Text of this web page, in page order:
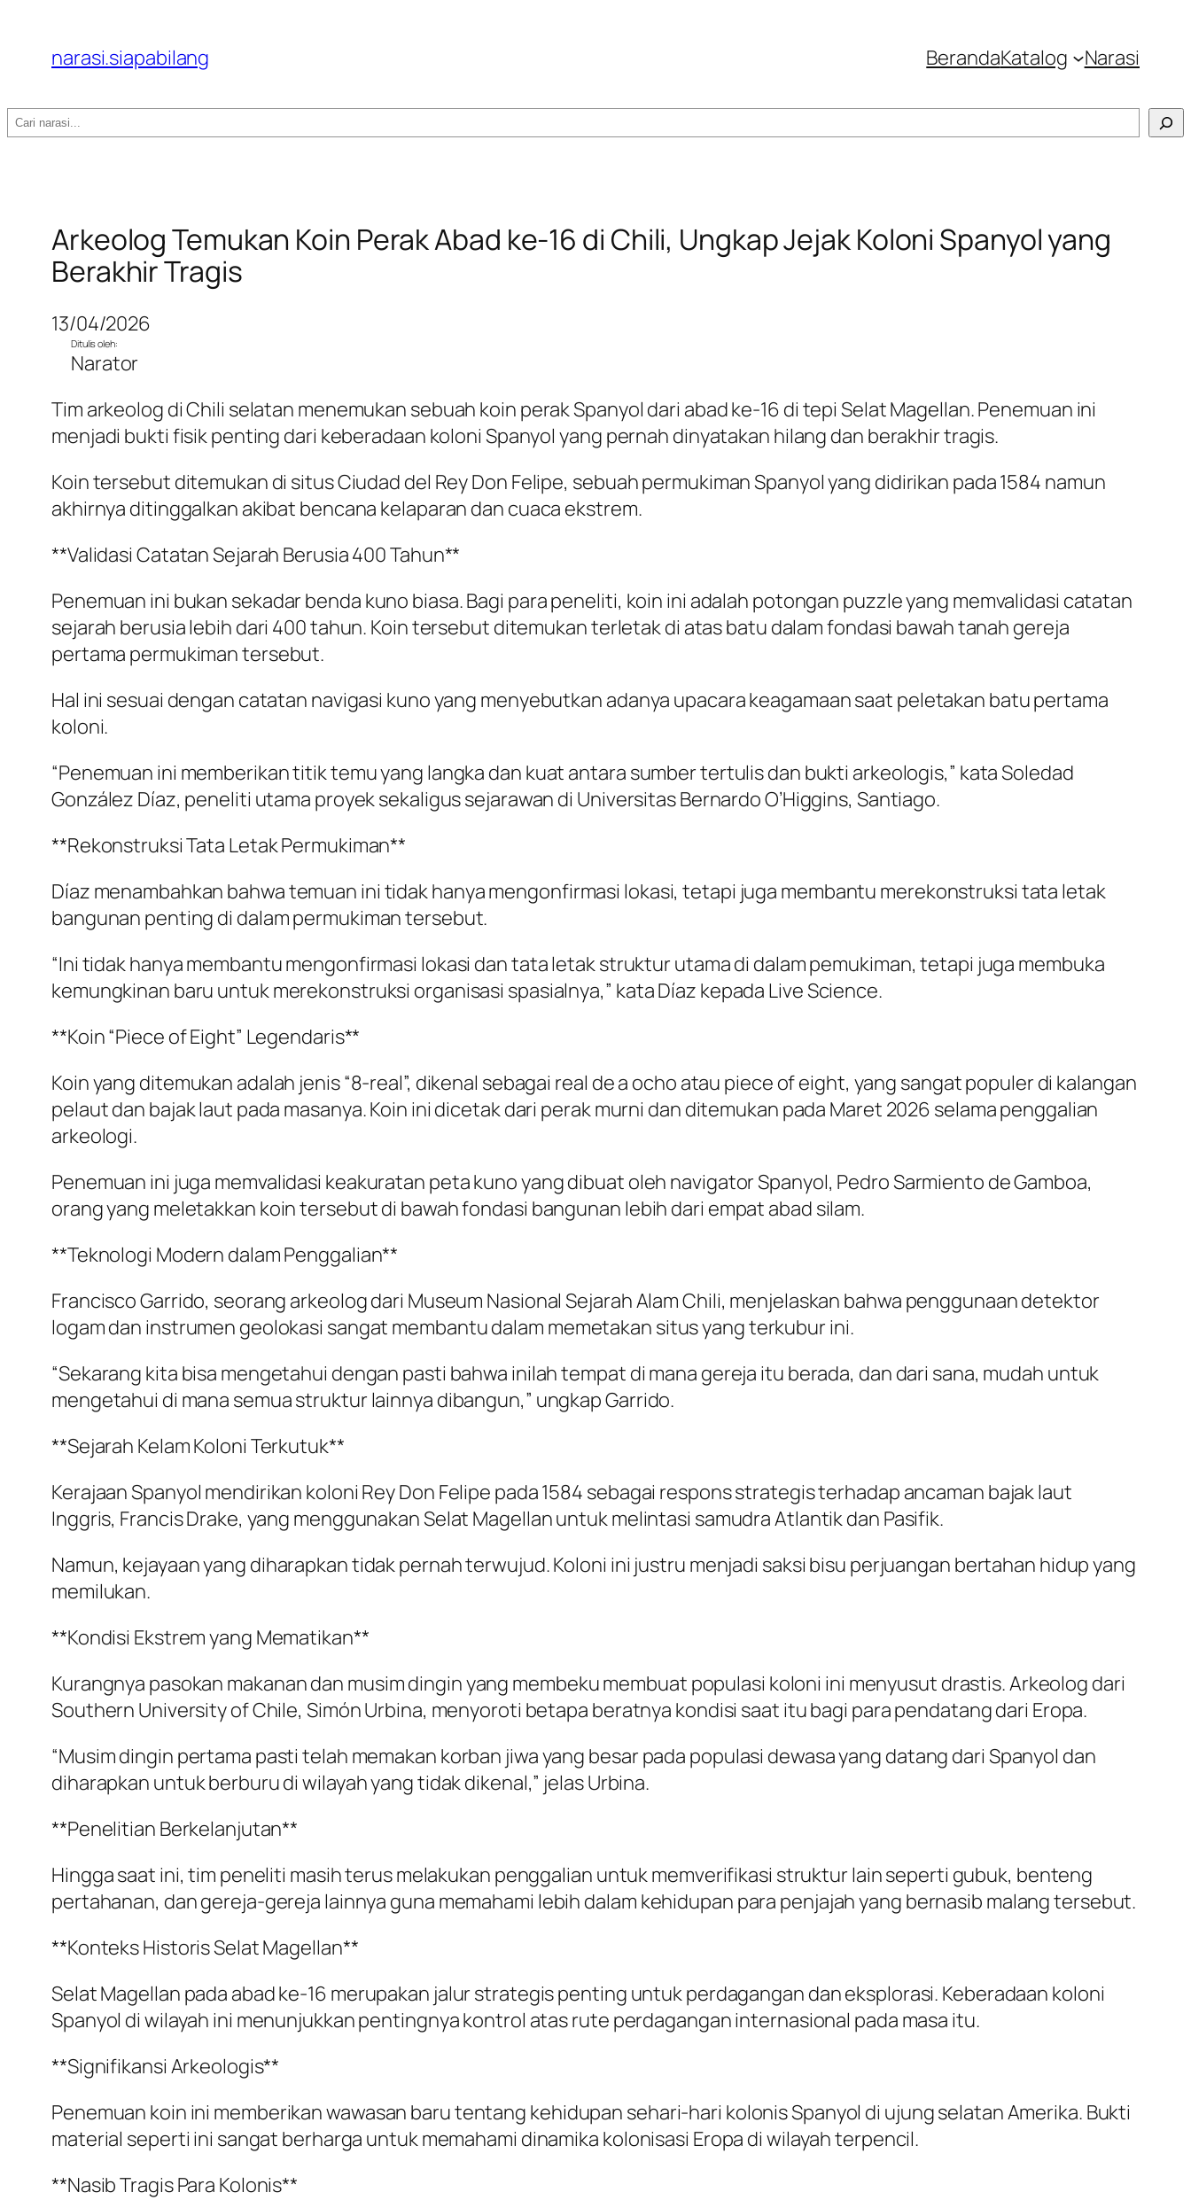
narasi.siapabilang BerandaKatalog Narasi
Search
Arkeolog Temukan Koin Perak Abad ke-16 di Chili, Ungkap Jejak Koloni Spanyol yang
Berakhir Tragis
13/04/2026
Ditulis oleh:
Narator
Tim arkeolog di Chili selatan menemukan sebuah koin perak Spanyol dari abad ke-16 di tepi Selat Magellan. Penemuan ini
menjadi bukti fisik penting dari keberadaan koloni Spanyol yang pernah dinyatakan hilang dan berakhir tragis.
Koin tersebut ditemukan di situs Ciudad del Rey Don Felipe, sebuah permukiman Spanyol yang didirikan pada 1584 namun
akhirnya ditinggalkan akibat bencana kelaparan dan cuaca ekstrem.
**Validasi Catatan Sejarah Berusia 400 Tahun**
Penemuan ini bukan sekadar benda kuno biasa. Bagi para peneliti, koin ini adalah potongan puzzle yang memvalidasi catatan
sejarah berusia lebih dari 400 tahun. Koin tersebut ditemukan terletak di atas batu dalam fondasi bawah tanah gereja
pertama permukiman tersebut.
Hal ini sesuai dengan catatan navigasi kuno yang menyebutkan adanya upacara keagamaan saat peletakan batu pertama
koloni.
“Penemuan ini memberikan titik temu yang langka dan kuat antara sumber tertulis dan bukti arkeologis,” kata Soledad
González Díaz, peneliti utama proyek sekaligus sejarawan di Universitas Bernardo O’Higgins, Santiago.
**Rekonstruksi Tata Letak Permukiman**
Díaz menambahkan bahwa temuan ini tidak hanya mengonfirmasi lokasi, tetapi juga membantu merekonstruksi tata letak
bangunan penting di dalam permukiman tersebut.
“Ini tidak hanya membantu mengonfirmasi lokasi dan tata letak struktur utama di dalam pemukiman, tetapi juga membuka
kemungkinan baru untuk merekonstruksi organisasi spasialnya,” kata Díaz kepada Live Science.
**Koin “Piece of Eight” Legendaris**
Koin yang ditemukan adalah jenis “8-real”, dikenal sebagai real de a ocho atau piece of eight, yang sangat populer di kalangan
pelaut dan bajak laut pada masanya. Koin ini dicetak dari perak murni dan ditemukan pada Maret 2026 selama penggalian
arkeologi.
Penemuan ini juga memvalidasi keakuratan peta kuno yang dibuat oleh navigator Spanyol, Pedro Sarmiento de Gamboa,
orang yang meletakkan koin tersebut di bawah fondasi bangunan lebih dari empat abad silam.
**Teknologi Modern dalam Penggalian**
Francisco Garrido, seorang arkeolog dari Museum Nasional Sejarah Alam Chili, menjelaskan bahwa penggunaan detektor
logam dan instrumen geolokasi sangat membantu dalam memetakan situs yang terkubur ini.
“Sekarang kita bisa mengetahui dengan pasti bahwa inilah tempat di mana gereja itu berada, dan dari sana, mudah untuk
mengetahui di mana semua struktur lainnya dibangun,” ungkap Garrido.
**Sejarah Kelam Koloni Terkutuk**
Kerajaan Spanyol mendirikan koloni Rey Don Felipe pada 1584 sebagai respons strategis terhadap ancaman bajak laut
Inggris, Francis Drake, yang menggunakan Selat Magellan untuk melintasi samudra Atlantik dan Pasifik.
Namun, kejayaan yang diharapkan tidak pernah terwujud. Koloni ini justru menjadi saksi bisu perjuangan bertahan hidup yang
memilukan.
**Kondisi Ekstrem yang Mematikan**
Kurangnya pasokan makanan dan musim dingin yang membeku membuat populasi koloni ini menyusut drastis. Arkeolog dari
Southern University of Chile, Simón Urbina, menyoroti betapa beratnya kondisi saat itu bagi para pendatang dari Eropa.
“Musim dingin pertama pasti telah memakan korban jiwa yang besar pada populasi dewasa yang datang dari Spanyol dan
diharapkan untuk berburu di wilayah yang tidak dikenal,” jelas Urbina.
**Penelitian Berkelanjutan**
Hingga saat ini, tim peneliti masih terus melakukan penggalian untuk memverifikasi struktur lain seperti gubuk, benteng
pertahanan, dan gereja-gereja lainnya guna memahami lebih dalam kehidupan para penjajah yang bernasib malang tersebut.
**Konteks Historis Selat Magellan**
Selat Magellan pada abad ke-16 merupakan jalur strategis penting untuk perdagangan dan eksplorasi. Keberadaan koloni
Spanyol di wilayah ini menunjukkan pentingnya kontrol atas rute perdagangan internasional pada masa itu.
**Signifikansi Arkeologis**
Penemuan koin ini memberikan wawasan baru tentang kehidupan sehari-hari kolonis Spanyol di ujung selatan Amerika. Bukti
material seperti ini sangat berharga untuk memahami dinamika kolonisasi Eropa di wilayah terpencil.
**Nasib Tragis Para Kolonis**